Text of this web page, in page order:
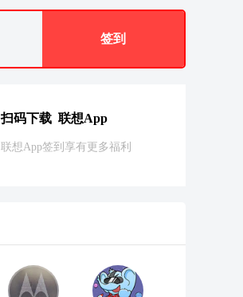
签到
扫码下载 联想App
联想App签到享有更多福利